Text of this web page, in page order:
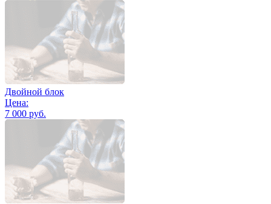
Двойной блок
Цена:
7 000 руб.